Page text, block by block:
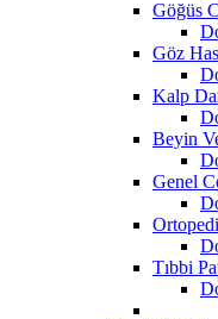
Göğüs
Göz
Kalp
Beyin
Genel
Tıbbi